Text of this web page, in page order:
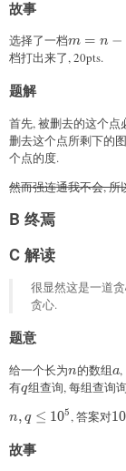
故事
选择了一档m=n-1
m = n −
档打出来了, 20pts.
题解
首先, 被删去的这个点
删去这个点所剩下的
个点的度.
然而强连通我不会, 所
B 终焉
C 解读
很显然这是一道
贪心.
题意
给一个长为n
n的数组a
a,
有q
q组查询, 每组查询
n,q\leq10^5
n, q ≤ 105 , 答案对10
故事